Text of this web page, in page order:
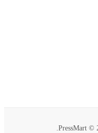
PressMart ©